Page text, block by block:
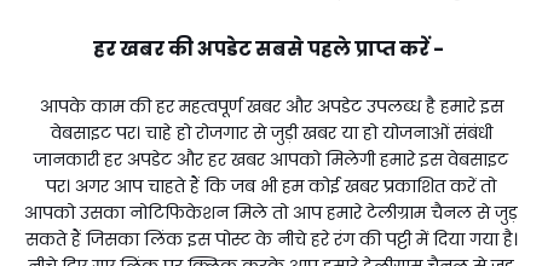
हर खबर की अपडेट सबसे पहले प्राप्त करें -
आपके काम की हर महत्वपूर्ण खबर और अपडेट उपलब्ध है हमारे इस
वेबसाइट पर। चाहे हो रोजगार से जुड़ी खबर या हो योजनाओं संबंधी
जानकारी हर अपडेट और हर खबर आपको मिलेगी हमारे इस वेबसाइट
पर। अगर आप चाहते हैं कि जब भी हम कोई खबर प्रकाशित करें तो
आपको उसका नोटिफिकेशन मिले तो आप हमारे टेलीग्राम चैनल से जुड़
सकते हैं जिसका लिंक इस पोस्ट के नीचे हरे रंग की पट्टी में दिया गया है।